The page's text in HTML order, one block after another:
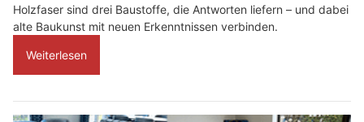
Holzfaser sind drei Baustoffe, die Antworten liefern – und dabei
alte Baukunst mit neuen Erkenntnissen verbinden.
Weiterlesen